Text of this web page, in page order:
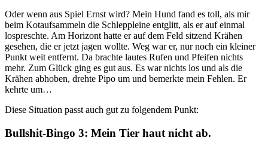
Oder wenn aus Spiel Ernst wird? Mein Hund fand es toll, als mir
beim Kotaufsammeln die Schleppleine entglitt, als er auf einmal
lospreschte. Am Horizont hatte er auf dem Feld sitzend Krähen
gesehen, die er jetzt jagen wollte. Weg war er, nur noch ein kleiner
Punkt weit entfernt. Da brachte lautes Rufen und Pfeifen nichts
mehr. Zum Glück ging es gut aus. Es war nichts los und als die
Krähen abhoben, drehte Pipo um und bemerkte mein Fehlen. Er
kehrte um…
Diese Situation passt auch gut zu folgendem Punkt:
Bullshit-Bingo 3: Mein Tier haut nicht ab.